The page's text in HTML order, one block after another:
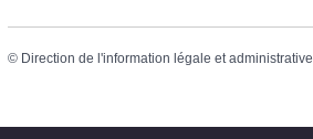
© Direction de l'information légale et administrative